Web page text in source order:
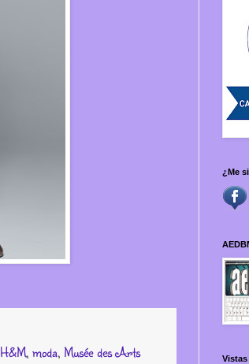
H&M, moda, Musée des Arts
¿Me